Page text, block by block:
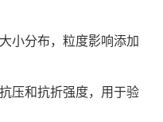
小分布，粒度影响添加
压和抗折强度，用于验